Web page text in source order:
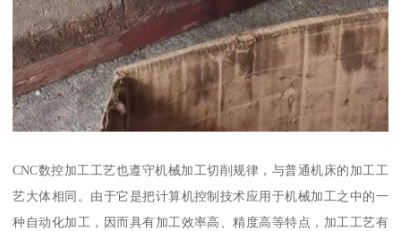
CNC数控加工工艺也遵守机械加工切削规律，与普通机床的加工工
艺大体相同。由于它是把计算机控制技术应用于机械加工之中的一
种自动化加工，因而具有加工效率高、精度高等特点，加工工艺有